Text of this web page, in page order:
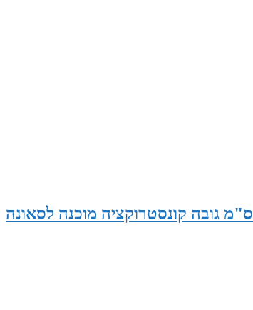
סאונה במידות 270 ס"מ רוחב x 190 ס"מ עומק x 200 ס"מ גובה קונסטרוקציה מוכנה לסאונה